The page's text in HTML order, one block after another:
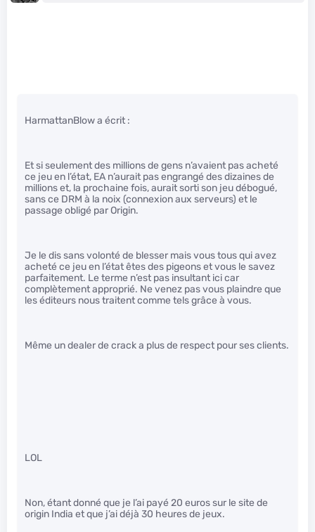
HarmattanBlow a écrit :
Et si seulement des millions de gens n’avaient pas acheté
ce jeu en l’état, EA n’aurait pas engrangé des dizaines de
millions et, la prochaine fois, aurait sorti son jeu débogué,
sans ce DRM à la noix (connexion aux serveurs) et le
passage obligé par Origin.
Je le dis sans volonté de blesser mais vous tous qui avez
acheté ce jeu en l’état êtes des pigeons et vous le savez
parfaitement. Le terme n’est pas insultant ici car
complètement approprié. Ne venez pas vous plaindre que
les éditeurs nous traitent comme tels grâce à vous.
Même un dealer de crack a plus de respect pour ses clients.
LOL
Non, étant donné que je l’ai payé 20 euros sur le site de
origin India et que j’ai déjà 30 heures de jeux.